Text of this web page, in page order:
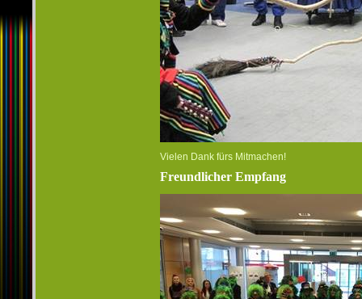
Vielen Dank fürs Mitmachen!
Freundlicher Empfang